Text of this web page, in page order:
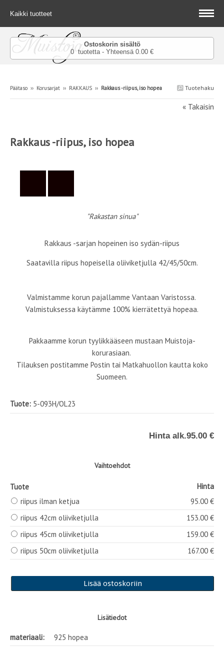
Kaikki tuotteet
Ostoskorin sisältö
0 tuotetta - Yhteensä 0.00 €
Tuotehaku
Päätaso ›› Korusarjat ›› RAKKAUS ›› Rakkaus -riipus, iso hopea
« Takaisin
Rakkaus -riipus, iso hopea
"Rakastan sinua"
Rakkaus -sarjan hopeinen iso sydän-riipus
Saatavilla riipus hopeisella oliiviketjulla 42/45/50cm.
Valmistamme korun pajallamme Vantaan Varistossa.
Valmistuksessa käytämme 100% kierrätettyä hopeaa.
Pakkaamme korun tyylikkääseen mustaan Muistoja-
korurasiaan.
Tilauksen postitamme Postin tai Matkahuollon kautta koko
Suomeen.
Tuote: 5-093H/OL23
Hinta alk.95.00 €
Vaihtoehdot
Tuote
Hinta
riipus ilman ketjua
95.00 €
riipus 42cm oliiviketjulla
153.00 €
riipus 45cm oliiviketjulla
159.00 €
riipus 50cm oliiviketjulla
167.00 €
Lisätiedot
materiaali:
925 hopea